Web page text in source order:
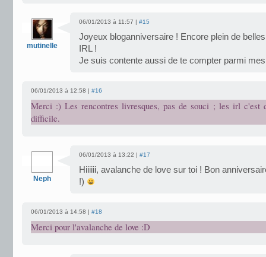
mutinelle
06/01/2013 à 11:57 | #15
Joyeux bloganniversaire ! Encore plein de
IRL !
Je suis contente aussi de te compter parmi
06/01/2013 à 12:58 | #16
Merci :) Les rencontres livresques, pas de souci ; les irl c'est
difficile.
Neph
06/01/2013 à 13:22 | #17
Hiiiiii, avalanche de love sur toi ! Bon
!)
06/01/2013 à 14:58 | #18
Merci pour l'avalanche de love :D